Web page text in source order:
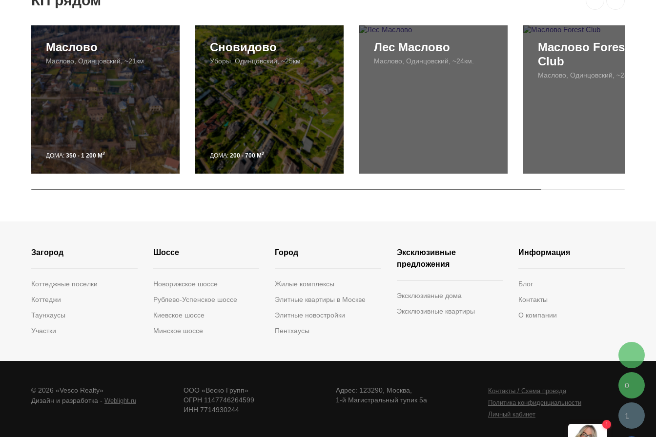
Маслово
Маслово, Одинцовский, ~21км.
ДОМА: 350 - 1 200 М 2
Сновидово
Уборы, Одинцовский, ~25км.
ДОМА: 200 - 700 М 2
Лес Маслово
Маслово, Одинцовский, ~24км.
Маслово Forest
Club
Маслово, Одинцовский, ~28км.
Загород
Коттеджные поселки
Коттеджи
Таунхаусы
Участки
Шоссе
Новорижское шоссе
Рублево-Успенское шоссе
Киевское шоссе
Минское шоссе
Город
Жилые комплексы
Элитные квартиры в Москве
Элитные новостройки
Пентхаусы
Эксклюзивные
предложения
Эксклюзивные дома
Эксклюзивные квартиры
Информация
Блог
Контакты
О компании
© 2026 «Vesco Realty»
Дизайн и разработка - Weblight.ru
ООО «Веско Групп»
ОГРН 1147746264599
ИНН 7714930244
Адрес: 123290, Москва,
1-й Магистральный тупик 5а
Контакты / Схема проезда
Политика конфиденциальности
Личный кабинет
0
1